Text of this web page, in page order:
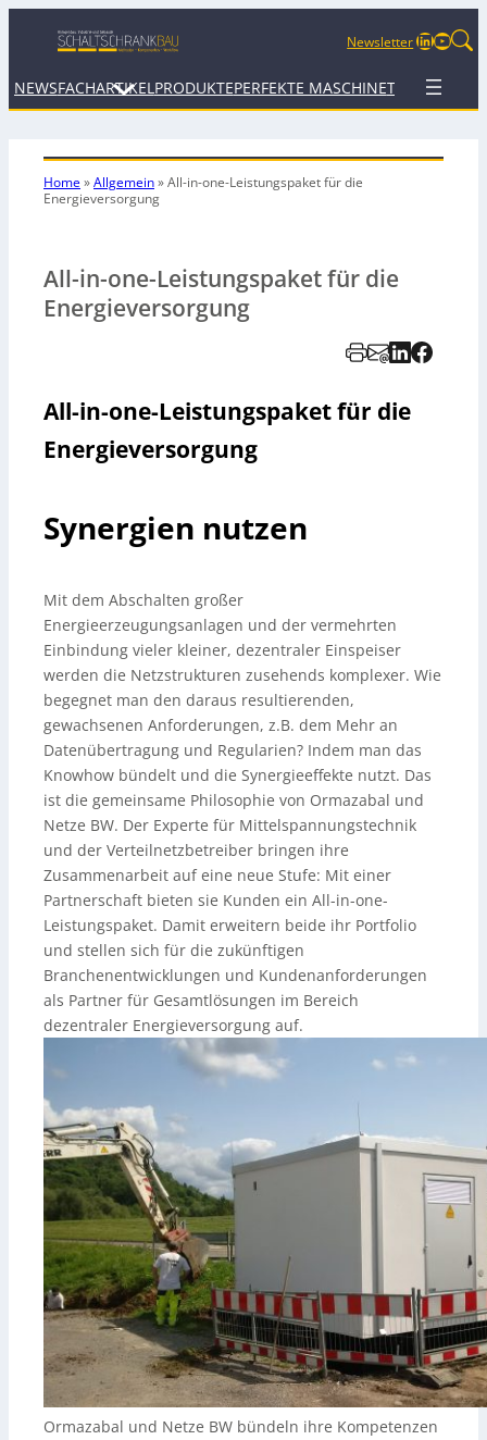
NewsletterLinkedIn
NEWSFACHARTIKEL PRODUKTEPERFEKTE MASCHINETERMINE
Home»Allgemein»All-in-one-Leistungspaket für die
Energieversorgung
All-in-one-Leistungspaket für die
Energieversorgung
All-in-one-Leistungspaket für die
Energieversorgung
Synergien nutzen
Mit dem Abschalten großer
Energieerzeugungsanlagen und der vermehrten
Einbindung vieler kleiner, dezentraler Einspeiser
werden die Netzstrukturen zusehends komplexer. Wie
begegnet man den daraus resultierenden,
gewachsenen Anforderungen, z.B. dem Mehr an
Datenübertragung und Regularien? Indem man das
Knowhow bündelt und die Synergieeffekte nutzt. Das
ist die gemeinsame Philosophie von Ormazabal und
Netze BW. Der Experte für Mittelspannungstechnik
und der Verteilnetzbetreiber bringen ihre
Zusammenarbeit auf eine neue Stufe: Mit einer
Partnerschaft bieten sie Kunden ein All-in-one-
Leistungspaket. Damit erweitern beide ihr Portfolio
und stellen sich für die zukünftigen
Branchenentwicklungen und Kundenanforderungen
als Partner für Gesamtlösungen im Bereich
dezentraler Energieversorgung auf.
Ormazabal und Netze BW bündeln ihre Kompetenzen